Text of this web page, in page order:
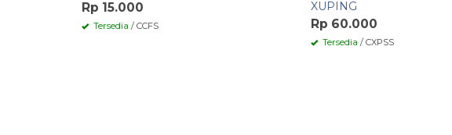
Rp 15.000
Tersedia / CCFS
XUPING
Rp 60.000
Tersedia / CXPSS